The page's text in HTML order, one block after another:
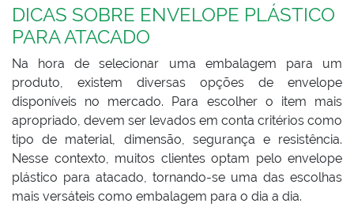
DICAS SOBRE ENVELOPE PLÁSTICO
PARA ATACADO
Na hora de selecionar uma embalagem para um
produto, existem diversas opções de envelope
disponíveis no mercado. Para escolher o item mais
apropriado, devem ser levados em conta critérios como
tipo de material, dimensão, segurança e resistência.
Nesse contexto, muitos clientes optam pelo envelope
plástico para atacado, tornando-se uma das escolhas
mais versáteis como embalagem para o dia a dia.